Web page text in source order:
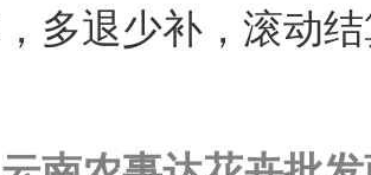
多退少补，滚动